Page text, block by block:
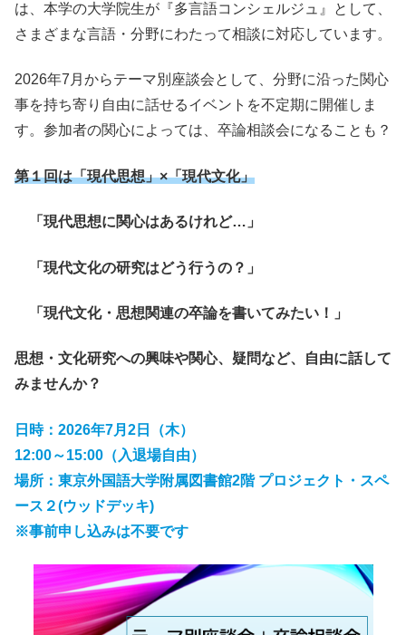
は、本学の大学院生が『多言語コンシェルジュ』として、
さまざまな言語・分野にわたって相談に対応しています。
2026年7月からテーマ別座談会として、分野に沿った関心
事を持ち寄り自由に話せるイベントを不定期に開催しま
す。参加者の関心によっては、卒論相談会になることも？
第１回は「現代思想」×「現代文化」
「現代思想に関心はあるけれど… 」
「現代文化の研究はどう行うの？」
「現代文化・思想関連の卒論を書いてみたい！」
思想・文化研究への興味や関心、疑問など、自由に話して
みませんか？
日時：2026年7月2日（木）
12:00～15:00（入退場自由）
場所：東京外国語大学附属図書館2階 プロジェクト・スペ
ース２(ウッドデッキ)
※事前申し込みは不要です